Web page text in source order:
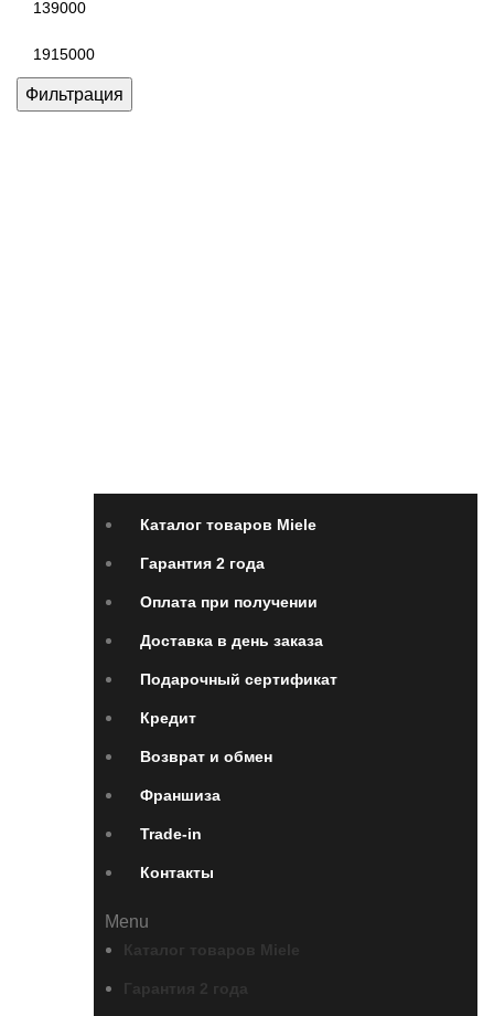
Фильтрация
Каталог товаров Miele
Гарантия 2 года
Оплата при получении
Доставка в день заказа
Подарочный сертификат
Кредит
Возврат и обмен
Франшиза
Trade-in
Контакты
Menu
Каталог товаров Miele
Гарантия 2 года